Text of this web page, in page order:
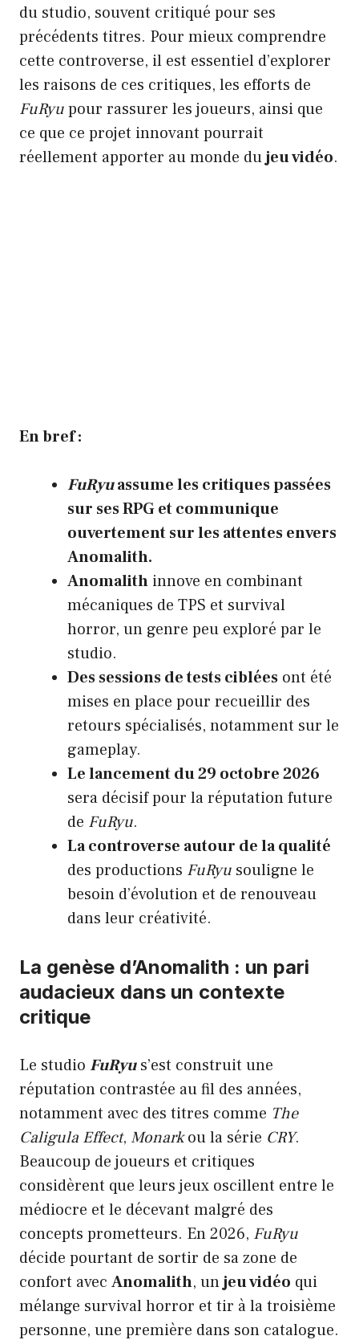
du studio, souvent critiqué pour ses
précédents titres. Pour mieux comprendre
cette controverse, il est essentiel d’explorer
les raisons de ces critiques, les efforts de
FuRyupour rassurer les joueurs, ainsi que
ce que ce projet innovant pourrait
réellement apporter au monde dujeu vidéo.
En bref :
FuRyuassume les critiques passées
sur ses RPG et communique
ouvertement sur les attentes envers
Anomalith.
Anomalith innove en combinant
mécaniques de TPS et survival
horror, un genre peu exploré par le
studio.
Des sessions de tests ciblées ont été
mises en place pour recueillir des
retours spécialisés, notamment sur le
gameplay.
Le lancement du 29 octobre 2026
sera décisif pour la réputation future
de FuRyu.
La controverse autour de la qualité
des productions FuRyu souligne le
besoin d’évolution et de renouveau
dans leur créativité.
La genèse d’Anomalith : un pari
audacieux dans un contexte
critique
Le studio FuRyus’est construit une
réputation contrastée au fil des années,
notamment avec des titres comme The
Caligula Effect, Monarkou la série CRY.
Beaucoup de joueurs et critiques
considèrent que leurs jeux oscillent entre le
médiocre et le décevant malgré des
concepts prometteurs. En 2026, FuRyu
décide pourtant de sortir de sa zone de
confort avec Anomalith, unjeu vidéo qui
mélange survival horror et tir à la troisième
personne, une première dans son catalogue.